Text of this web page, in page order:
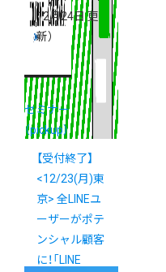
12月24日 更
新）
セミナー
（pickup）
【受付終了】
<12/23(月)東
京> 全LINEユ
ーザーがポテ
ンシャル顧客
に！「LINE